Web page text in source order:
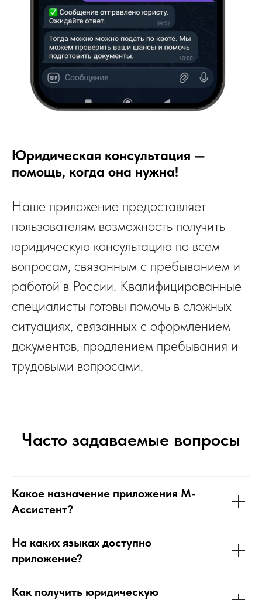
Юридическая консультация —
помощь, когда она нужна!
Наше приложение предоставляет
пользователям возможность получить
юридическую консультацию по всем
вопросам, связанным с пребыванием и
работой в России. Квалифицированные
специалисты готовы помочь в сложных
ситуациях, связанных с оформлением
документов, продлением пребывания и
трудовыми вопросами.
Часто задаваемые вопросы
Какое назначение приложения М-
Ассистент?
На каких языках доступно
приложение?
Как получить юридическую